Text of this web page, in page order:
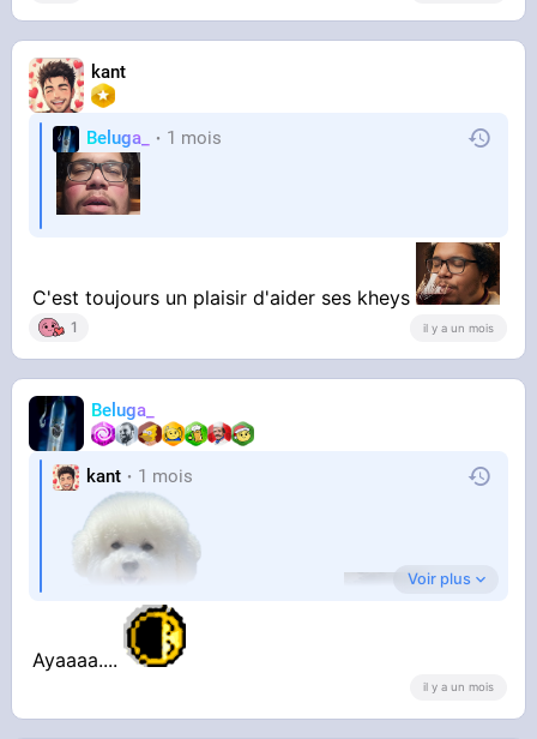
kant
Beluga_ 1 mois
C'est toujours un plaisir d'aider ses kheys
1 il y a un mois
Beluga_
kant 1 mois
Voir plus
Ayaaaa....
il y a un mois